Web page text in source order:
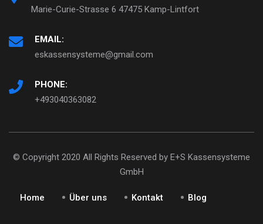
Marie-Curie-Strasse 6 47475 Kamp-Lintfort
EMAIL:
eskassensysteme@gmail.com
PHONE:
+493040363082
© Copyright 2020 All Rights Reserved by E+S Kassensysteme
GmbH
Home Über uns Kontakt Blog